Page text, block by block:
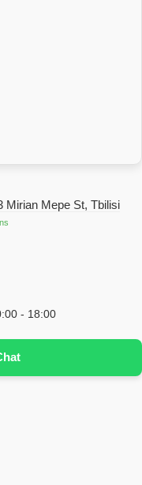
ზეთი)
Mepe St, Tbilisi
- 18:00